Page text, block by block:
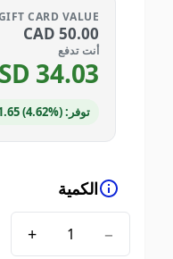
GIFT CARD VALUE
CAD 50.00
أنت تدفع
USD34.03
توفر: USD 1.65 (4.62%)
الكمية